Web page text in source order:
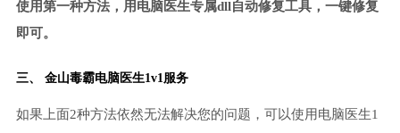
使用第一种方法，用电脑医生专属dll自动修复工具，一键修复
即可。
三、 金山毒霸电脑医生1v1服务
如果上面2种方法依然无法解决您的问题，可以使用电脑医生1